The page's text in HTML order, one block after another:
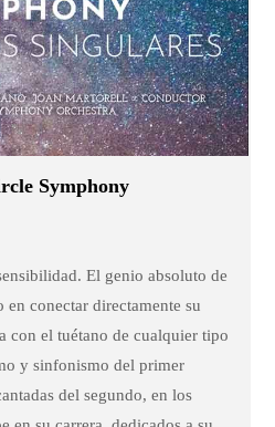
Symphony
El genio absoluto de
conectar directamente su
con el tuétano de cualquier tipo
y sinfonismo del primer
del segundo, en los